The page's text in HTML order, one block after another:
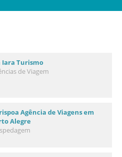
Iara Turismo
de Viagem
Agência de Viagens em
Alegre